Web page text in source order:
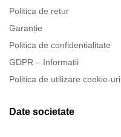
Politica de retur
Garanție
Politica de confidentialitate
GDPR – Informatii
Politica de utilizare cookie-uri
Date societate